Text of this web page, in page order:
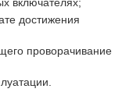
включателях;
достижения
проворачивание